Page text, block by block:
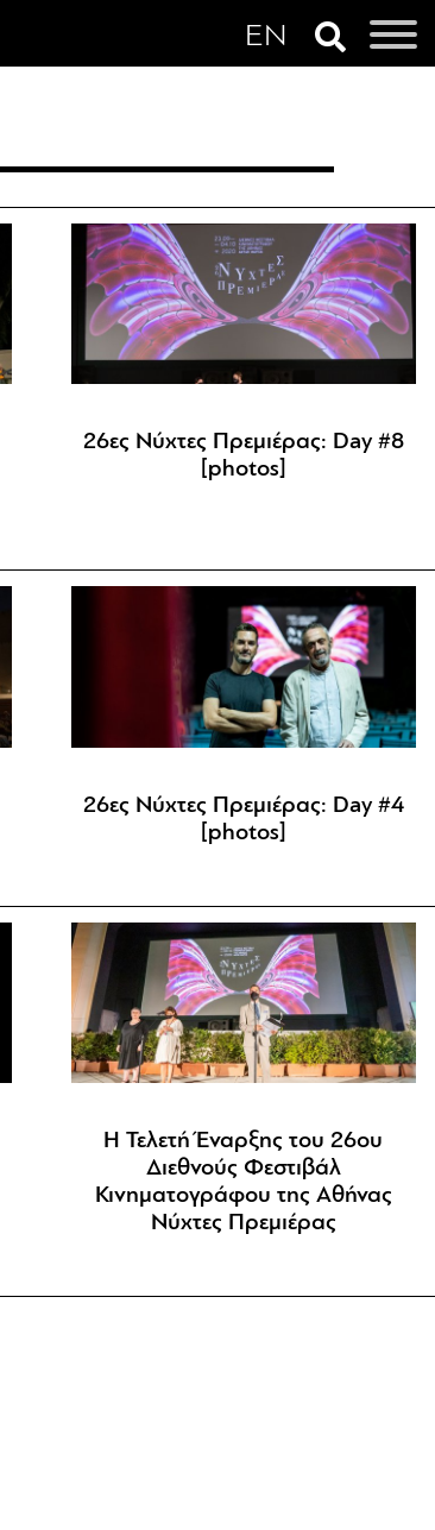
26ες Νύχτες Πρεμιέρας: Day #8
[photos]
26ες Νύχτες Πρεμιέρας: Day #4
[photos]
Η Τελετή Έναρξης του 26ου
Διεθνούς Φεστιβάλ
Κινηματογράφου της Αθήνας
Νύχτες Πρεμιέρας